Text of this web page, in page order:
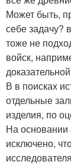
Может быть,
себе задачу?
тоже не
войск,
В в поисках
отдельные
изделия, по
На основании
исключено,